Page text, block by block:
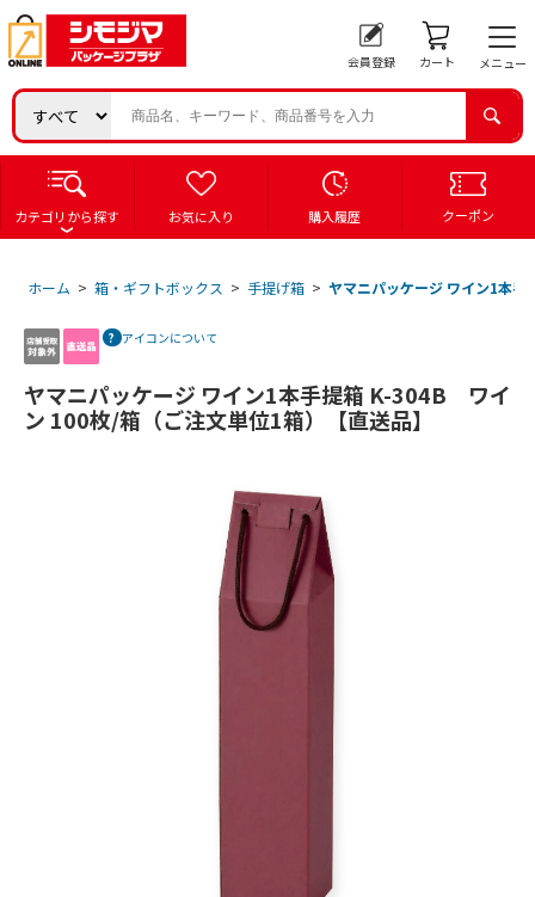
会員登録 カート メニュー
カテゴリから探す お気に入り 購入履歴 クーポン
ホーム > 箱・ギフトボックス > 手提げ箱 > ヤマニパッケージ ワイン1本
アイコンについて
ヤマニパッケージ ワイン1本手提箱 K-304B ワイ
ン 100枚/箱（ご注文単位1箱）【直送品】